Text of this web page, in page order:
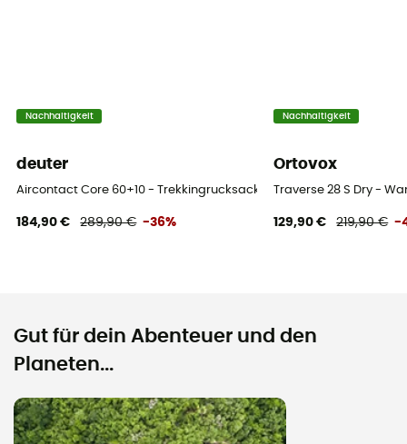
Nachhaltigkeit
deuter
Aircontact Core 60+10 - Trekkingrucksack - Herren
184,90 € 289,90 € -36%
Nachhaltigkeit
Ortovox
Traverse 28 S Dry -
129,90 € 219,90 € -
Gut für dein Abenteuer und den
Planeten...